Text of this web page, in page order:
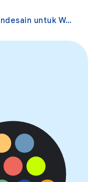
Pelajari lebih lanjut cara mendesain untuk Wear OS